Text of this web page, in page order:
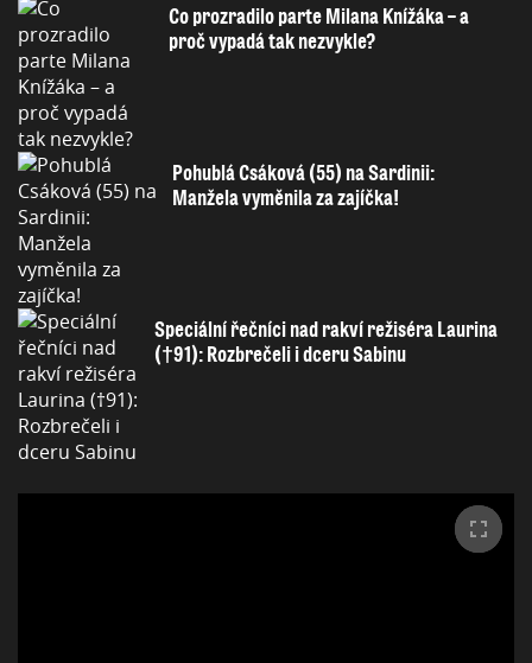
Co prozradilo parte Milana Knížáka – a
proč vypadá tak nezvykle?
Pohublá Csáková (55) na Sardinii:
Manžela vyměnila za zajíčka!
Speciální řečníci nad rakví režiséra Laurina
(†91): Rozbrečeli i dceru Sabinu